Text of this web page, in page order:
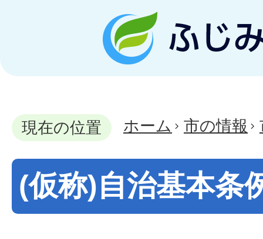
現在の位置 ホーム 市の情報
(仮称)自治基本条